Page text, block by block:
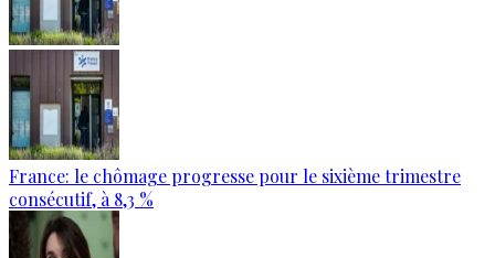
France: le chômage progresse pour le sixième trimestre
consécutif, à 8,3 %